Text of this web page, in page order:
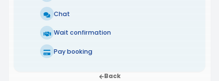
Chat
Wait confirmation
Pay booking
Back